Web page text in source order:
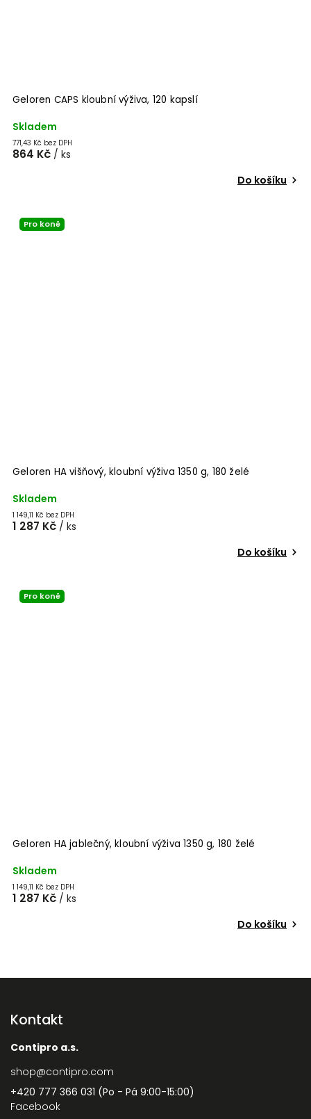
Geloren CAPS kloubní výživa, 120 kapslí
Skladem
771,43 Kč bez DPH
864 Kč / ks
Do košíku
Pro koně
Geloren HA višňový, kloubní výživa 1350 g, 180 želé
Skladem
1 149,11 Kč bez DPH
1 287 Kč / ks
Do košíku
Pro koně
Geloren HA jablečný, kloubní výživa 1350 g, 180 želé
Skladem
1 149,11 Kč bez DPH
1 287 Kč / ks
Do košíku
Kontakt
Contipro a.s.
shop@contipro.com
+420 777 366 031 (Po - Pá 9:00-15:00)
Facebook